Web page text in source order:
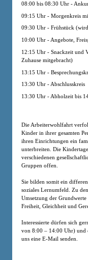
08:00 bis 08:30 Uhr -
09:15 Uhr - Morgenkreis
09:30 Uhr - Frühstück
10:00 Uhr - Angebote,
12:15 Uhr - Snackzeit und
Zuhause mitgebracht)
13:15 Uhr -
13:30 Uhr - Abschlusskreis
13:30 Uhr - Abholzeit bis
Die Arbeiterwohlfahrt
Kinder in ihrer gesamten
ihren Einrichtungen ein
unterbreiten. Die
verschiedenen
Gruppen offen.
Sie bilden somit ein
soziales Lernumfeld. Zu
Umsetzung der
Freiheit, Gleichheit und
Interessierte dürfen sich
von 8:00 – 14:00 Uhr) und
uns eine E-Mail senden.